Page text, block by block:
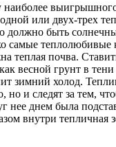
наиболее
или двух-трех
должно быть
самые теплолюбивые
теплая почва.
весной грунт в
зимний холод.
но и следят за тем,
нее днем была
внутри тепличная